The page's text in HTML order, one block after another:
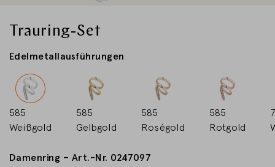
Trauring-Set
Edelmetallausführungen
585
Weißgold
585
Gelbgold
585
Roségold
585
Rotgold
Damenring – Art.-Nr. 0247097